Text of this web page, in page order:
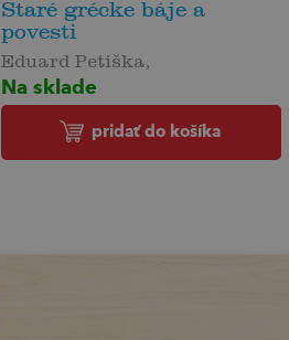
Staré grécke báje a
povesti
Eduard Petiška,
Na sklade
pridať do košíka